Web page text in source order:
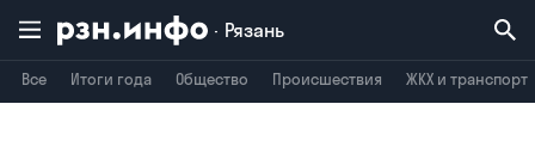
Рязань
Все Итоги года Общество Происшествия ЖКХ и транспорт
Воронеж Брянск